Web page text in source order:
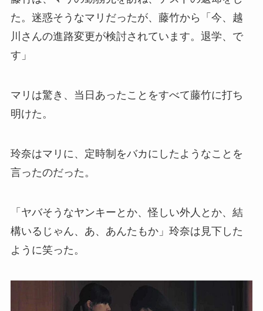
た。迷惑そうなマリだったが、藤竹から「今、越
川さんの進路変更が検討されています。退学、で
す」
マリは驚き、当日あったことをすべて藤竹に打ち
明けた。
玲奈はマリに、定時制をバカにしたようなことを
言ったのだった。
「ヤバそうなヤンキーとか、怪しい外人とか、結
構いるじゃん、あ、あんたもか」玲奈は見下した
ように笑った。